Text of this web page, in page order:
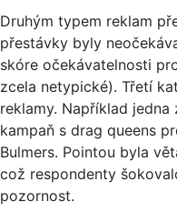
Druhým typem reklam
přestávky byly
skóre očekávatelnosti
zcela netypické). Třetí
reklamy. Například
kampaň s drag queens
Bulmers. Pointou byla
což respondenty
pozornost.